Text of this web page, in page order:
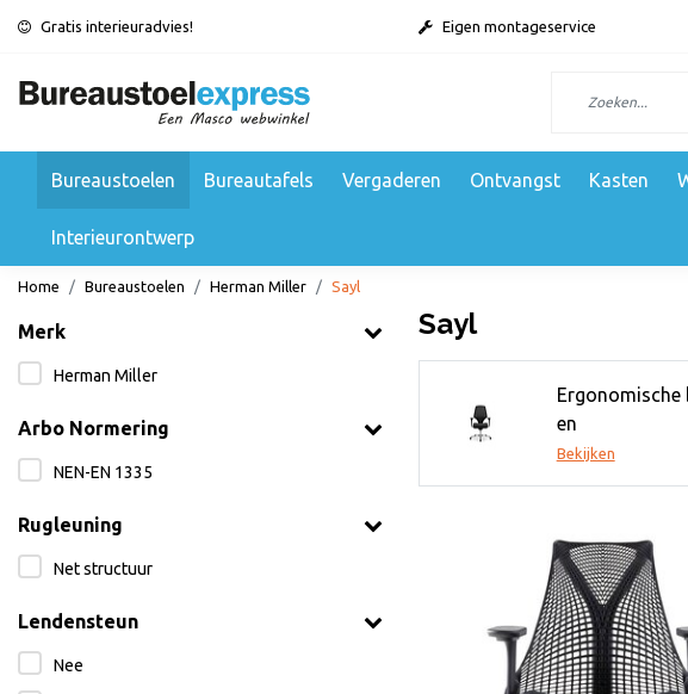
Gratis interieuradvies! Eigen montageservice
Bureaustoelen Bureautafels Vergaderen Ontvangst Kasten
Interieurontwerp
Home Bureaustoelen Herman Miller Sayl
Merk
Herman Miller
Arbo Normering
NEN-EN 1335
Rugleuning
Net structuur
Lendensteun
Nee
Sayl
Bekijken
Ergonomische
en
Bekijken